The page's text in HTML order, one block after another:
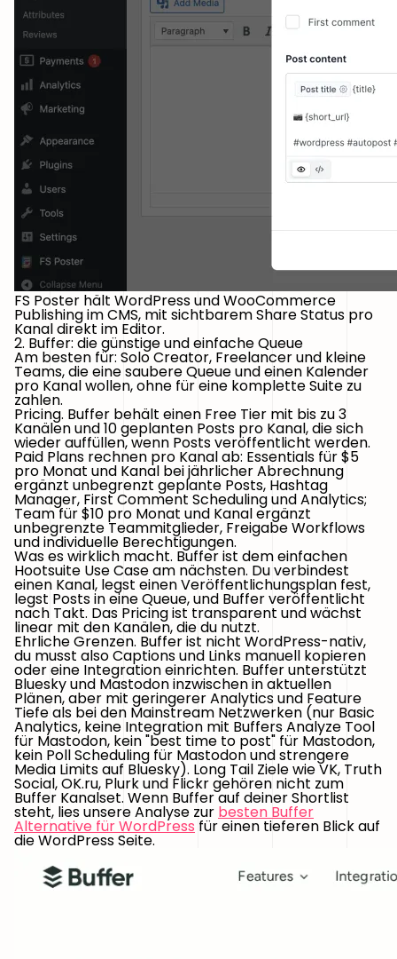
FS Poster hält WordPress und WooCommerce
Publishing im CMS, mit sichtbarem Share Status pro
Kanal direkt im Editor.
2. Buffer: die günstige und einfache Queue
Am besten für: Solo Creator, Freelancer und kleine
Teams, die eine saubere Queue und einen Kalender
pro Kanal wollen, ohne für eine komplette Suite zu
zahlen.
Pricing. Buffer behält einen Free Tier mit bis zu 3
Kanälen und 10 geplanten Posts pro Kanal, die sich
wieder auffüllen, wenn Posts veröffentlicht werden.
Paid Plans rechnen pro Kanal ab: Essentials für $5
pro Monat und Kanal bei jährlicher Abrechnung
ergänzt unbegrenzt geplante Posts, Hashtag
Manager, First Comment Scheduling und Analytics;
Team für $10 pro Monat und Kanal ergänzt
unbegrenzte Teammitglieder, Freigabe Workflows
und individuelle Berechtigungen.
Was es wirklich macht. Buffer ist dem einfachen
Hootsuite Use Case am nächsten. Du verbindest
einen Kanal, legst einen Veröffentlichungsplan fest,
legst Posts in eine Queue, und Buffer veröffentlicht
nach Takt. Das Pricing ist transparent und wächst
linear mit den Kanälen, die du nutzt.
Ehrliche Grenzen. Buffer ist nicht WordPress-nativ,
du musst also Captions und Links manuell kopieren
oder eine Integration einrichten. Buffer unterstützt
Bluesky und Mastodon inzwischen in aktuellen
Plänen, aber mit geringerer Analytics und Feature
Tiefe als bei den Mainstream Netzwerken (nur Basic
Analytics, keine Integration mit Buffers Analyze Tool
für Mastodon, kein "best time to post" für Mastodon,
kein Poll Scheduling für Mastodon und strengere
Media Limits auf Bluesky). Long Tail Ziele wie VK, Truth
Social, OK.ru, Plurk und Flickr gehören nicht zum
Buffer Kanalset. Wenn Buffer auf deiner Shortlist
steht, lies unsere Analyse zur besten Buffer
Alternative für WordPress für einen tieferen Blick auf
die WordPress Seite.